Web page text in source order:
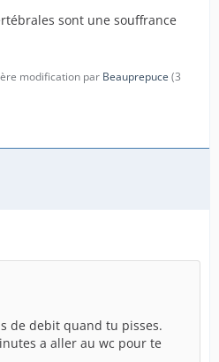
chichis, on est très peu
regarde 😁
des étudiants en
s'intéressent a ton cas
mais personne sait) car tu
de la normalité
que j'aime montrer.
moi car , tout le monde a
que j'aime analyser le
dans les gestes et postures,
bloc dans ma chambre ,
sont une souffrance
modification par Beauprepuce (3
de debit quand tu pisses.
a aller au wc pour te